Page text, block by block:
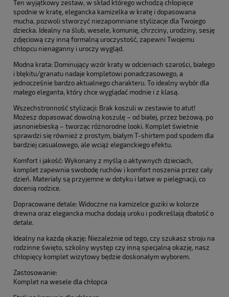
Ten wyjątkowy zestaw, w skład którego wchodzą chłopięce
spodnie w kratę, elegancka kamizelka w kratę i dopasowana
mucha, pozwoli stworzyć niezapomniane stylizacje dla Twojego
dziecka. Idealny na ślub, wesele, komunię, chrzciny, urodziny, sesję
zdjęciową czy inną formalną uroczystość, zapewni Twojemu
chłopcu nienaganny i uroczy wygląd.
Modna krata: Dominujący wzór kraty w odcieniach szarości, białego
i błękitu/granatu nadaje kompletowi ponadczasowego, a
jednocześnie bardzo aktualnego charakteru. To idealny wybór dla
małego eleganta, który chce wyglądać modnie i z klasą.
Wszechstronność stylizacji: Brak koszuli w zestawie to atut!
Możesz dopasować dowolną koszulę – od białej, przez beżową, po
jasnoniebieską – tworząc różnorodne looki. Komplet świetnie
sprawdzi się również z prostym, białym T-shirtem pod spodem dla
bardziej casualowego, ale wciąż eleganckiego efektu.
Komfort i jakość: Wykonany z myślą o aktywnych dzieciach,
komplet zapewnia swobodę ruchów i komfort noszenia przez cały
dzień. Materiały są przyjemne w dotyku i łatwe w pielęgnacji, co
docenią rodzice.
Dopracowane detale: Widoczne na kamizelce guziki w kolorze
drewna oraz elegancka mucha dodają uroku i podkreślają dbałość o
detale.
Idealny na każdą okazję: Niezależnie od tego, czy szukasz stroju na
rodzinne święto, szkolny występ czy inną specjalną okazję, nasz
chłopięcy komplet wizytowy będzie doskonałym wyborem.
Zastosowanie:
Komplet na wesele dla chłopca